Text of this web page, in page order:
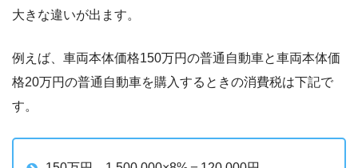
大きな違いが出ます。
例えば、車両本体価格150万円の普通自動車と車両本体価
格20万円の普通自動車を購入するときの消費税は下記で
す。